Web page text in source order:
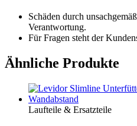
Schäden durch
Verantwortung.
Für Fragen steht der
Ähnliche Produkte
Laufteile & Ersatzteile